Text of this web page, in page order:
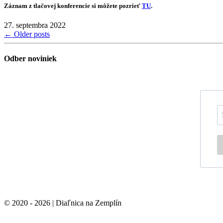
Záznam z tlačovej konferencie si môžete pozrieť TU.
27. septembra 2022
← Older posts
Odber noviniek
© 2020 - 2026 | Diaľnica na Zemplín